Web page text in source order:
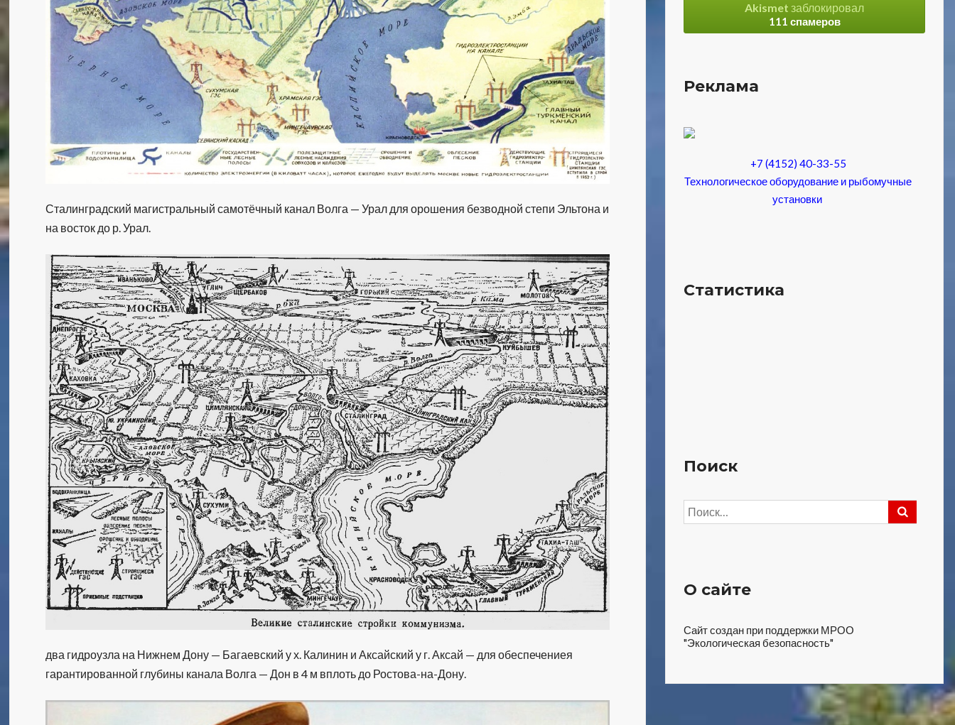
Сталинградский магистральный самотёчный канал Волга — Урал для орошения безводной степи Эльтона и
на восток до р. Урал.
два гидроузла на Нижнем Дону — Багаевский у х. Калинин и Аксайский у г. Аксай — для обеспечениея
гарантированной глубины канала Волга — Дон в 4 м вплоть до Ростова-на-Дону.
Akismet заблокировал
111 спамеров
Реклама
+7 (4152) 40-33-55
Технологическое оборудование и рыбомучные
установки
Статистика
Поиск
Найти:
О сайте
Сайт создан при поддержки МРОО
"Экологическая безопасность"